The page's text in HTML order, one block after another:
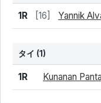
結果 シード 選手
1R [16] Yannik
タイ (1)
結果 シード 選手
1R Kunanan